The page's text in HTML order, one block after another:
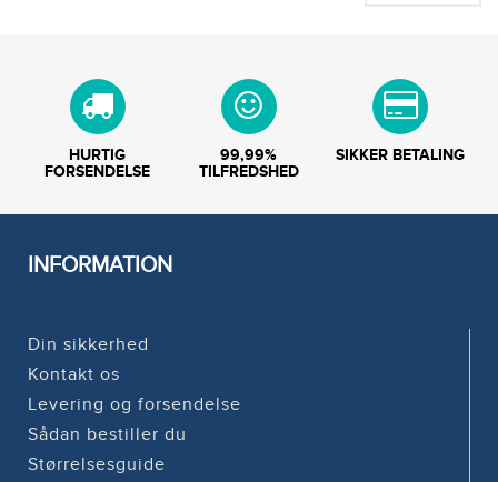
HURTIG
FORSENDELSE
99,99%
TILFREDSHED
SIKKER BETALING
INFORMATION
Din sikkerhed
Kontakt os
Levering og forsendelse
Sådan bestiller du
Størrelsesguide